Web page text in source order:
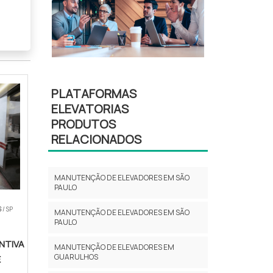
/ SP
PLATAFORMAS
ELEVATORIAS
PRODUTOS
RELACIONADOS
MANUTENÇÃO DE ELEVADORES EM SÃO
PAULO
MANUTENÇÃO DE ELEVADORES EM SÃO
PAULO
MANUTENÇÃO DE ELEVADORES EM
GUARULHOS